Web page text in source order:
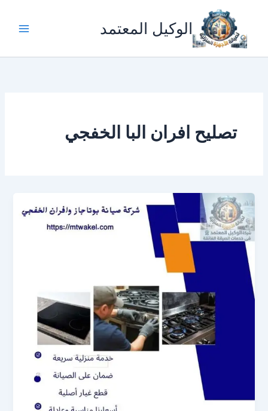
المحتوى
الوكيل المعتمد
تصليح افران البا الخفجي